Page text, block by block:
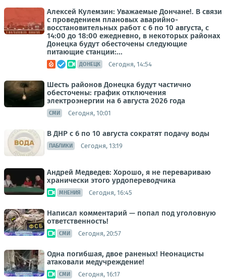
Алексей Кулемзин: Уважаемые Дончане!. В связи
с проведением плановых аварийно-
восстановительных работ с 6 по 10 августа, с
14:00 до 18:00 ежедневно, в некоторых районах
Донецка будут обесточены следующие
питающие станции:...
ДОНЕЦК Сегодня, 14:54
Шесть районов Донецка будут частично
обесточены: график отключения
электроэнергии на 6 августа 2026 года
СМИ Сегодня, 10:01
В ДНР с 6 по 10 августа сократят подачу воды
ПАБЛИКИ Сегодня, 13:19
Андрей Медведев: Хорошо, я не перевариваю
хранически этого урдопереводчика
МНЕНИЯ Сегодня, 16:45
Написал комментарий — попал под уголовную
ответственность!
СМИ Сегодня, 20:57
Одна погибшая, двое раненых! Неонацисты
атаковали медучреждение!
СМИ Сегодня, 16:17